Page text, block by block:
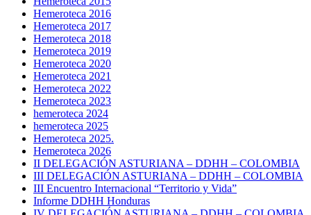
Hemeroteca 2016
Hemeroteca 2017
Hemeroteca 2018
Hemeroteca 2019
Hemeroteca 2020
Hemeroteca 2021
Hemeroteca 2022
Hemeroteca 2023
hemeroteca 2024
hemeroteca 2025
Hemeroteca 2025.
Hemeroteca 2026
II DELEGACIÓN ASTURIANA – DDHH – COLOMBIA
III DELEGACIÓN ASTURIANA – DDHH – COLOMBIA
III Encuentro Internacional “Territorio y Vida”
Informe DDHH Honduras